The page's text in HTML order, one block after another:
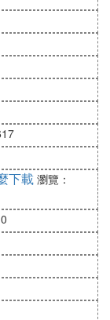
下載 瀏覽：